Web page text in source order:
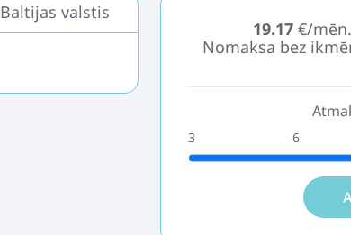
Baltijas valstis
19.17€/mēn.
Nomaksa bez
3 6